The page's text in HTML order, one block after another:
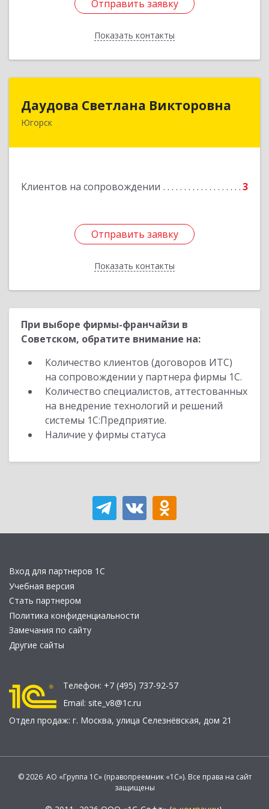
Отправить заявку
Показать контакты
Отправить заявку
Назад
Даудова Светлана Викторовна
Югорск
Клиентов на сопровождении 3
Отправить заявку
Показать контакты
Отправить заявку
Назад
При выборе фирмы-франчайзи в
Советском, обратите внимание на:
Количество клиентов (договоров ИТС)
на сопровождении у партнера фирмы 1С.
Количество специалистов, аттестованных
на внедрение технологий и решений
системы 1С:Предприятие.
Наличие у фирмы статуса
Вход для партнеров 1С
Учебная версия
Стать партнером
Политика конфиденциальности
Замечания по сайту
Другие сайты
Телефон: +7 (495) 737-92-57
Email: site_v8@1c.ru
Отдел продаж: г. Москва, улица Селезнёвская, дом 21
© 2026 АО «Группа 1С» (правопреемник «1С»). Все права на сайт
защищены